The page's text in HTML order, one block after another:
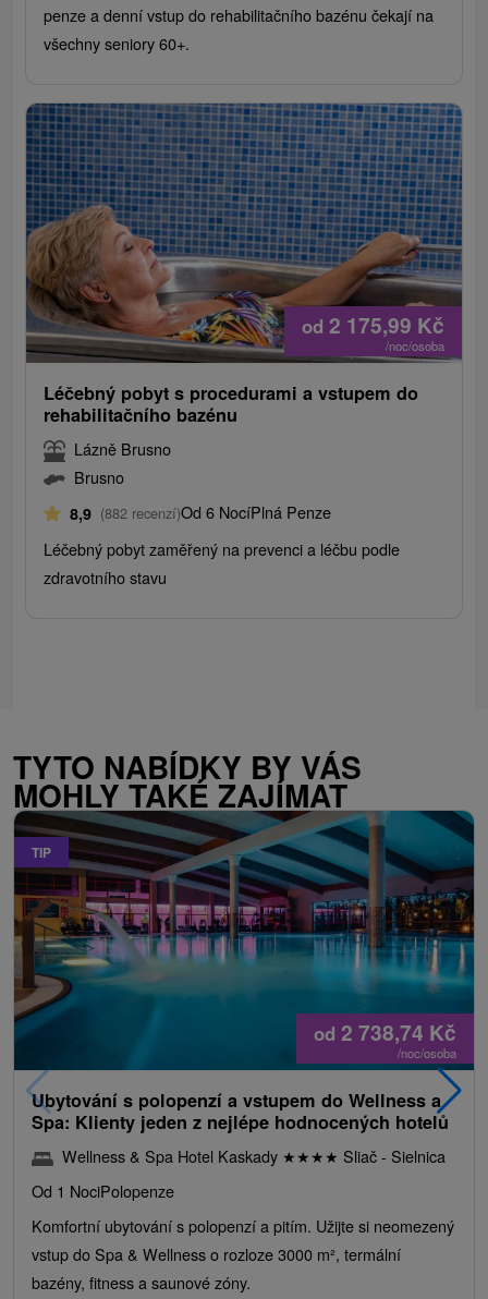
penze a denní vstup do rehabilitačního bazénu čekají na
všechny seniory 60+.
od 2 175,99 Kč
/noc/osoba
Léčebný pobyt s procedurami a vstupem do
rehabilitačního bazénu
Lázně Brusno
Brusno
8,9 (882 recenzí)Od 6 NocíPlná Penze
Léčebný pobyt zaměřený na prevenci a léčbu podle
zdravotního stavu
TYTO NABÍDKY BY VÁS
MOHLY TAKÉ ZAJÍMAT
TIP
od 2 738,74 Kč
/noc/osoba
Ubytování s polopenzí a vstupem do Wellness a
Spa: Klienty jeden z nejlépe hodnocených hotelů
Wellness & Spa Hotel Kaskady ★★★★ Sliač - Sielnica
Od 1 NociPolopenze
Komfortní ubytování s polopenzí a pitím. Užijte si neomezený
vstup do Spa & Wellness o rozloze 3000 m², termální
bazény, fitness a saunové zóny.